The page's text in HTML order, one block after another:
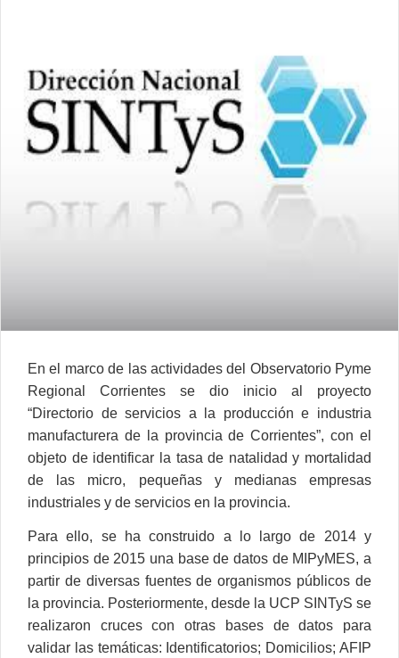
En el marco de las actividades del Observatorio Pyme
Regional Corrientes se dio inicio al proyecto
“Directorio de servicios a la producción e industria
manufacturera de la provincia de Corrientes”, con el
objeto de identificar la tasa de natalidad y mortalidad
de las micro, pequeñas y medianas empresas
industriales y de servicios en la provincia.
Para ello, se ha construido a lo largo de 2014 y
principios de 2015 una base de datos de MIPyMES, a
partir de diversas fuentes de organismos públicos de
la provincia. Posteriormente, desde la UCP SINTyS se
realizaron cruces con otras bases de datos para
validar las temáticas: Identificatorios; Domicilios; AFIP